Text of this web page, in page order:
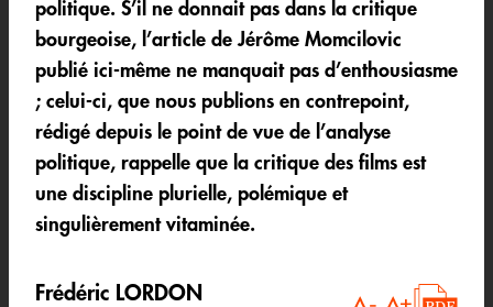
politique. S’il ne donnait pas dans la critique
bourgeoise, l’article de Jérôme Momcilovic
publié ici-même ne manquait pas d’enthousiasme
; celui-ci, que nous publions en contrepoint,
rédigé depuis le point de vue de l’analyse
politique, rappelle que la critique des films est
une discipline plurielle, polémique et
singulièrement vitaminée.
Frédéric LORDON